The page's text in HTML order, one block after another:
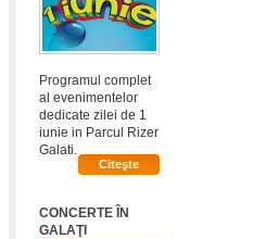
Programul complet
al evenimentelor
dedicate zilei de 1
iunie in Parcul Rizer
Galati.
Citeşte
CONCERTE ÎN
GALAŢI